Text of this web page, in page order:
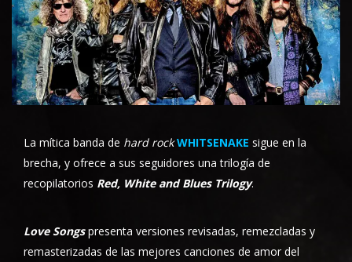
La mítica banda de hard rock WHITSENAKE sigue en la
brecha, y ofrece a sus seguidores una trilogía de
recopilatorios Red, White and Blues Trilogy.
Love Songspresenta versiones revisadas, remezcladas y
remasterizadas de las mejores canciones de amor del